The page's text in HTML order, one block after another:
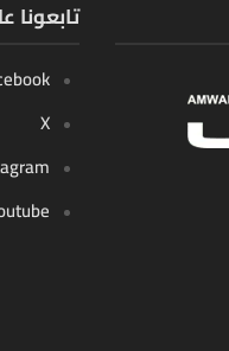
تابعونا
X